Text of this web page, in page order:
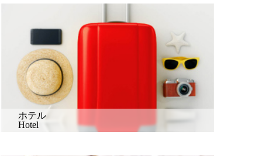
ホテル
Hotel